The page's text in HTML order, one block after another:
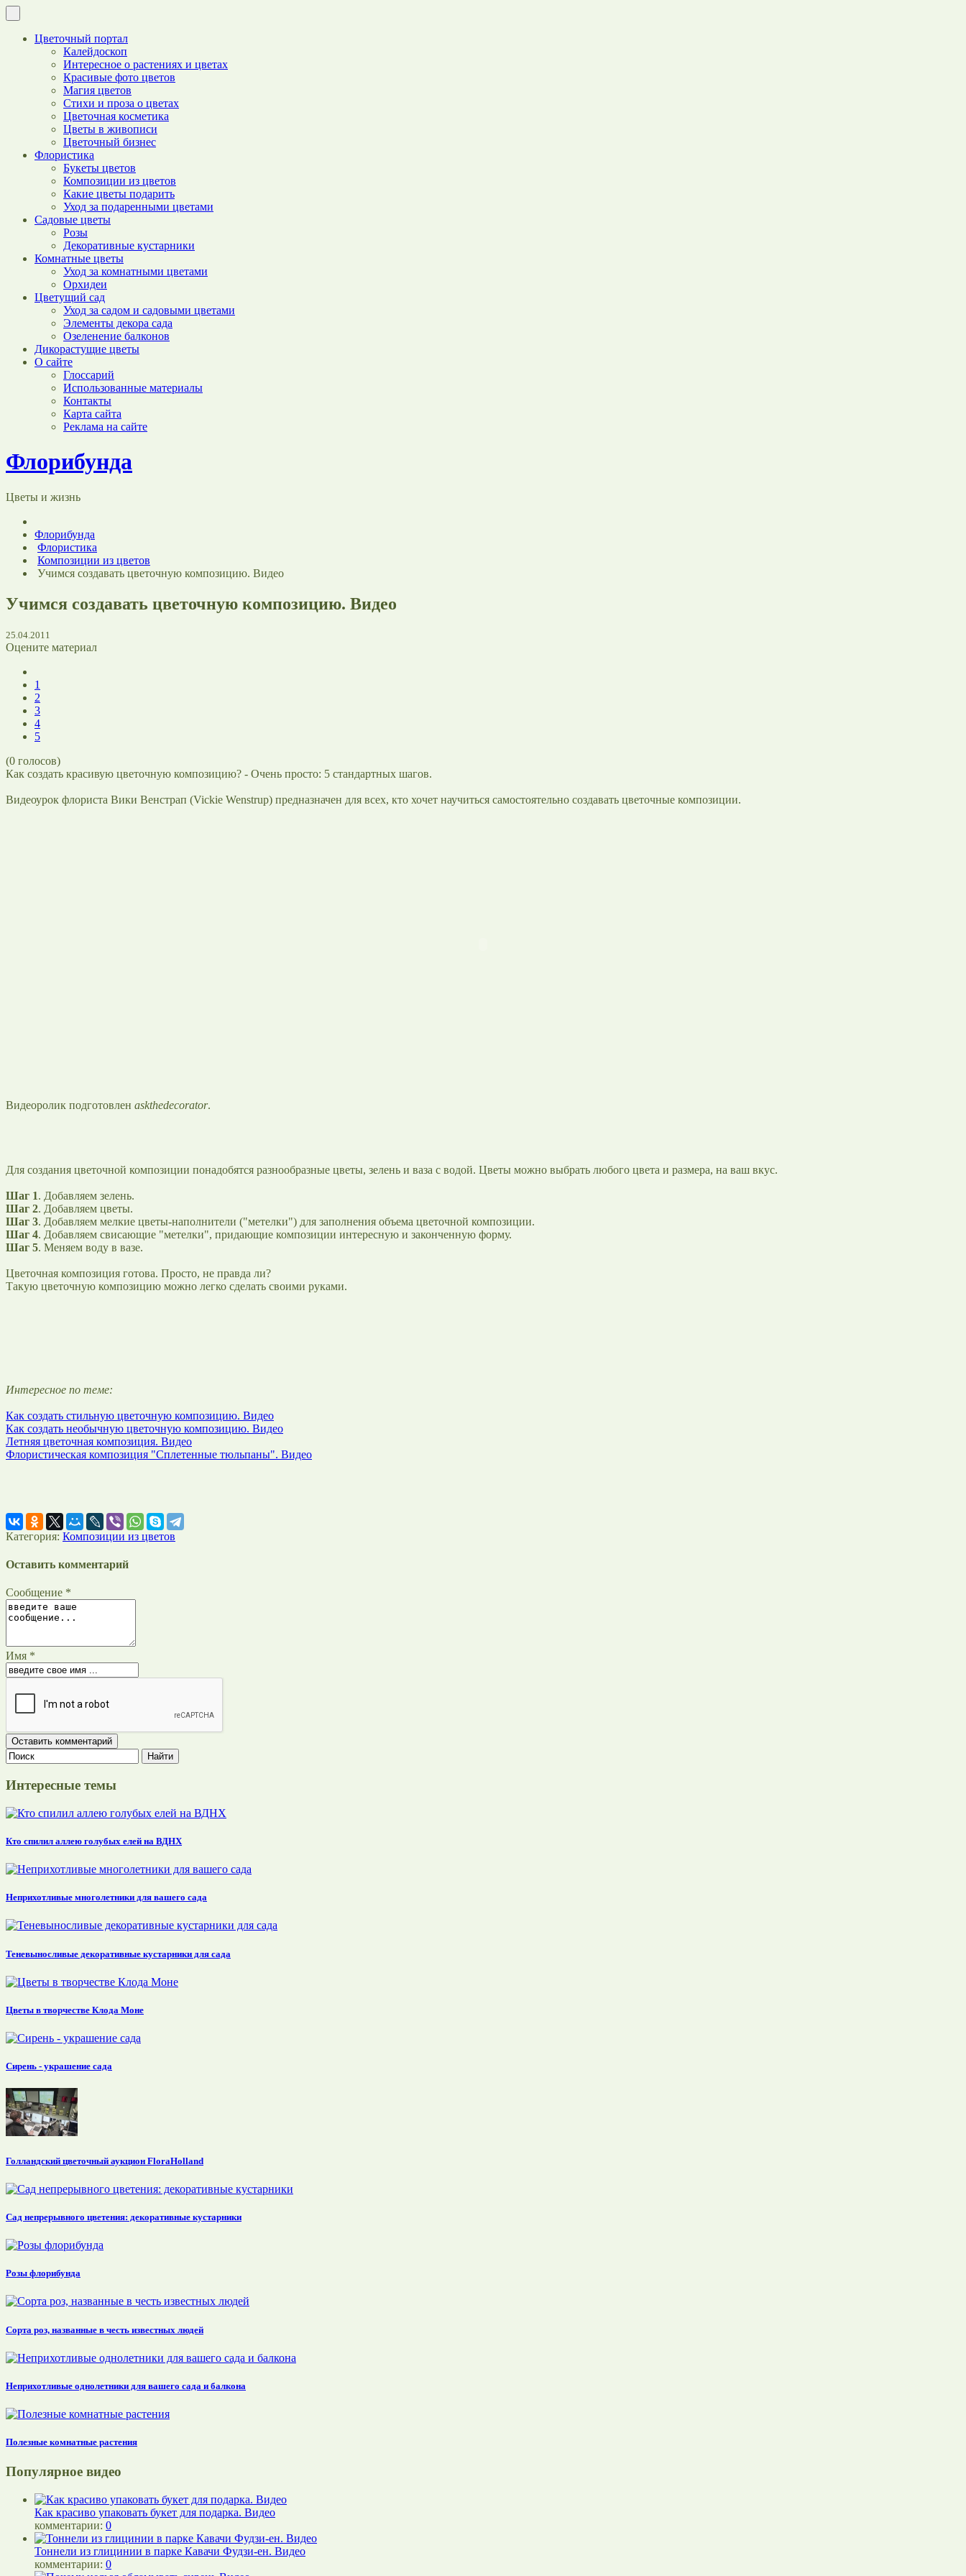
Цветочный портал
Калейдоскоп
Интересное о растениях и цветах
Красивые фото цветов
Магия цветов
Стихи и проза о цветах
Цветочная косметика
Цветы в живописи
Цветочный бизнес
Флористика
Букеты цветов
Композиции из цветов
Какие цветы подарить
Уход за подаренными цветами
Садовые цветы
Розы
Декоративные кустарники
Комнатные цветы
Уход за комнатными цветами
Орхидеи
Цветущий сад
Уход за садом и садовыми цветами
Элементы декора сада
Озеленение балконов
Дикорастущие цветы
О сайте
Глоссарий
Использованные материалы
Контакты
Карта сайта
Реклама на сайте
Флорибунда
Цветы и жизнь
Флорибунда
Флористика
Композиции из цветов
Учимся создавать цветочную композицию. Видео
Учимся создавать цветочную композицию. Видео
25.04.2011
Оцените материал
1
2
3
4
5
(0 голосов)
Как создать красивую цветочную композицию? - Очень просто: 5 стандартных шагов.
Видеоурок флориста Вики Венстрап (Vickie Wenstrup) предназначен для всех, кто хочет научиться самостоятельно создавать цветочные композиции.
Видеоролик подготовлен askthedecorator.
Для создания цветочной композиции понадобятся разнообразные цветы, зелень и ваза с водой. Цветы можно выбрать любого цвета и размера, на ваш вкус.
Шаг 1. Добавляем зелень.
Шаг 2. Добавляем цветы.
Шаг 3. Добавляем мелкие цветы-наполнители ("метелки") для заполнения объема цветочной композиции.
Шаг 4. Добавляем свисающие "метелки", придающие композиции интересную и законченную форму.
Шаг 5. Меняем воду в вазе.
Цветочная композиция готова. Просто, не правда ли?
Такую цветочную композицию можно легко сделать своими руками.
Интересное по теме:
Как создать стильную цветочную композицию. Видео
Как создать необычную цветочную композицию. Видео
Летняя цветочная композиция. Видео
Флористическая композиция "Сплетенные тюльпаны". Видео
Категория: Композиции из цветов
Оставить комментарий
Сообщение *
Имя *
Интересные темы
Кто спилил аллею голубых елей на ВДНХ
Неприхотливые многолетники для вашего сада
Теневыносливые декоративные кустарники для сада
Цветы в творчестве Клода Моне
Сирень - украшение сада
Голландский цветочный аукцион FloraHolland
Сад непрерывного цветения: декоративные кустарники
Розы флорибунда
Сорта роз, названные в честь известных людей
Неприхотливые однолетники для вашего сада и балкона
Полезные комнатные растения
Популярное видео
Как красиво упаковать букет для подарка. Видео
комментарии: 0
Тоннели из глицинии в парке Кавачи Фудзи-ен. Видео
комментарии: 0